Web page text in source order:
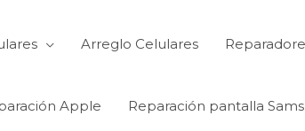
Arreglo Celulares
Apple Reparación pantalla